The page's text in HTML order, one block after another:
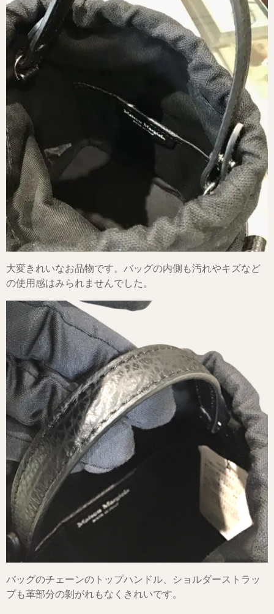
大変きれいなお品物です。バッグの内側も汚れやキズなど
の使用感はみられませんでした。
バッグのチェーンのトップハンドル、ショルダーストラッ
プも革部分の剝がれもなくきれいです。